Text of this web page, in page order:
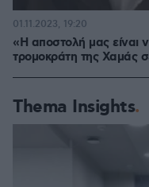
«Η αποστολή μας
τρομοκράτη της Χαμάς
01.11.2023, 19:20
Thema Insights